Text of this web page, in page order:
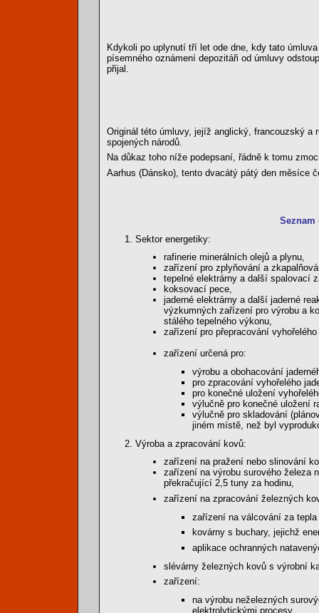
Kdykoli po uplynutí tří let ode dne, kdy tato
písemného oznámení depozitáři od úmluvy
přijal.
Originál této úmluvy, jejíž anglický, francouzský a
spojených národů.
Na důkaz toho níže podepsaní, řádně k tomu
Aarhus (Dánsko), tento dvacátý pátý den měsíce
Seznam
Sektor energetiky:
rafinerie minerálních olejů a plynu,
zařízení pro zplyňování a
tepelné elektrárny a další spalovací
koksovací pece,
jaderné elektrárny a další jaderné
výzkumných zařízení pro výrobu a
stálého tepelného výkonu,
zařízení pro přepracování
zařízení určená pro:
výrobu a obohacování
pro zpracování vyhořelého
pro konečné uložení
výlučně pro konečné uložení
výlučně pro skladování
jiném místě, než byl
Výroba a zpracování kovů:
zařízení na pražení nebo slinování
zařízení na výrobu surového železa
překračující 2,5 tuny za hodinu,
zařízení na zpracování železných
zařízení na válcování za
kovárny s buchary, jejichž
aplikace ochranných
slévárny železných kovů s výrobní
zařízení:
na výrobu neželezných
elektrolytickými procesy,